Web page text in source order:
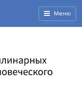
Меню